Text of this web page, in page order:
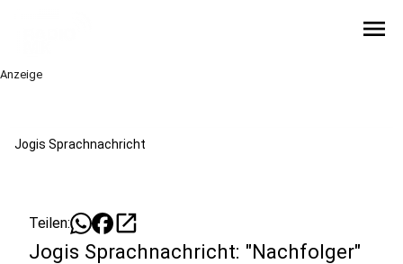
menu
Anzeige
Jogis Sprachnachricht
Teilen: open_in_new
Jogis Sprachnachricht: "Nachfolger"